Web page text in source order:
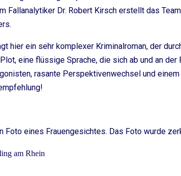
Fallanalytiker Dr. Robert Kirsch erstellt das
hier ein sehr komplexer Kriminalroman, der
eine flüssige Sprache, die sich ab und an
rasante Perspektivenwechsel und einem
Foto eines Frauengesichtes. Das Foto wurde
am Rhein